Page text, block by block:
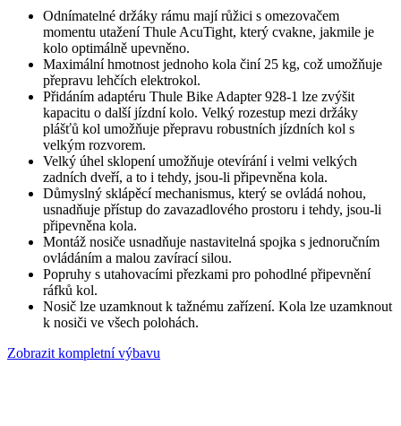
Odnímatelné držáky rámu mají růžici s omezovačem
momentu utažení Thule AcuTight, který cvakne, jakmile je
kolo optimálně upevněno.
Maximální hmotnost jednoho kola činí 25 kg, což umožňuje
přepravu lehčích elektrokol.
Přidáním adaptéru Thule Bike Adapter 928-1 lze zvýšit
kapacitu o další jízdní kolo. Velký rozestup mezi držáky
plášťů kol umožňuje přepravu robustních jízdních kol s
velkým rozvorem.
Velký úhel sklopení umožňuje otevírání i velmi velkých
zadních dveří, a to i tehdy, jsou-li připevněna kola.
Důmyslný sklápěcí mechanismus, který se ovládá nohou,
usnadňuje přístup do zavazadlového prostoru i tehdy, jsou-li
připevněna kola.
Montáž nosiče usnadňuje nastavitelná spojka s jednoručním
ovládáním a malou zavírací silou.
Popruhy s utahovacími přezkami pro pohodlné připevnění
ráfků kol.
Nosič lze uzamknout k tažnému zařízení. Kola lze uzamknout
k nosiči ve všech polohách.
Zobrazit kompletní výbavu